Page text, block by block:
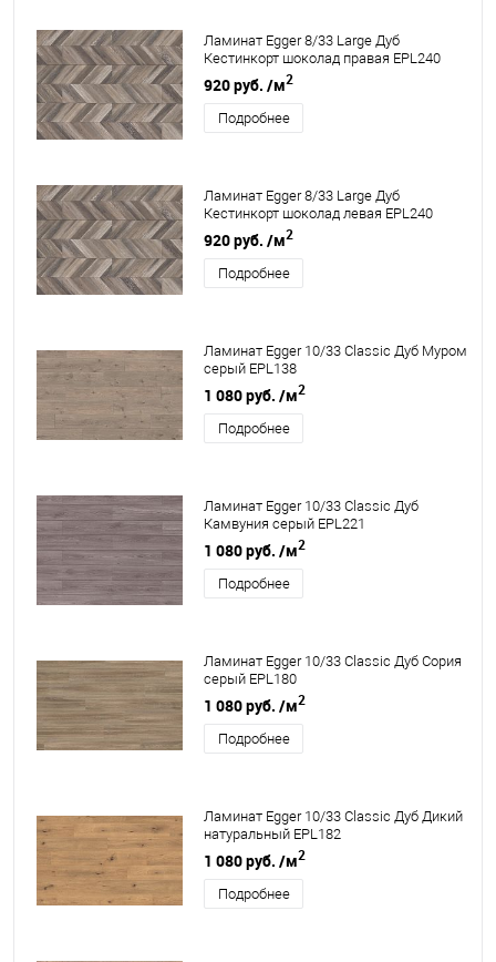
Ламинат Egger 8/33 Large Дуб
Кестинкорт шоколад правая EPL240
920 руб. /м2
Подробнее
Ламинат Egger 8/33 Large Дуб
Кестинкорт шоколад левая EPL240
920 руб. /м2
Подробнее
Ламинат Egger 10/33 Classic Дуб Муром
серый EPL138
1 080 руб. /м2
Подробнее
Ламинат Egger 10/33 Classic Дуб
Камвуния серый EPL221
1 080 руб. /м2
Подробнее
Ламинат Egger 10/33 Classic Дуб Сория
серый EPL180
1 080 руб. /м2
Подробнее
Ламинат Egger 10/33 Classic Дуб Дикий
натуральный EPL182
1 080 руб. /м2
Подробнее